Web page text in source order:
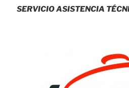
SERVICIO ASISTENCIA